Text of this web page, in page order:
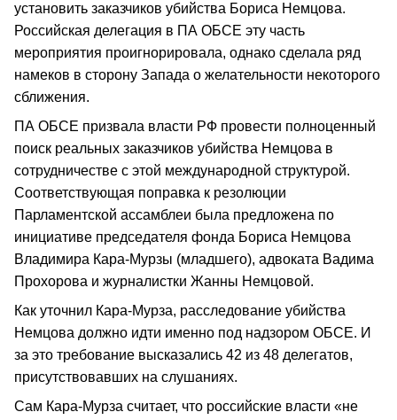
установить заказчиков убийства Бориса Немцова.
Российская делегация в ПА ОБСЕ эту часть
мероприятия проигнорировала, однако сделала ряд
намеков в сторону Запада о желательности некоторого
сближения.
ПА ОБСЕ призвала власти РФ провести полноценный
поиск реальных заказчиков убийства Немцова в
сотрудничестве с этой международной структурой.
Соответствующая поправка к резолюции
Парламентской ассамблеи была предложена по
инициативе председателя фонда Бориса Немцова
Владимира Кара-Мурзы (младшего), адвоката Вадима
Прохорова и журналистки Жанны Немцовой.
Как уточнил Кара-Мурза, расследование убийства
Немцова должно идти именно под надзором ОБСЕ. И
за это требование высказались 42 из 48 делегатов,
присутствовавших на слушаниях.
Сам Кара-Мурза считает, что российские власти «не